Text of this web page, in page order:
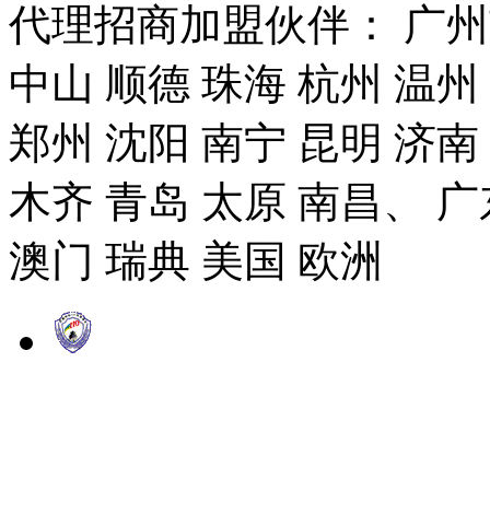
代理招商加盟伙伴： 广
中山 顺德 珠海 杭州 温
郑州 沈阳 南宁 昆明 济
木齐 青岛 太原 南昌、
澳门 瑞典 美国 欧洲